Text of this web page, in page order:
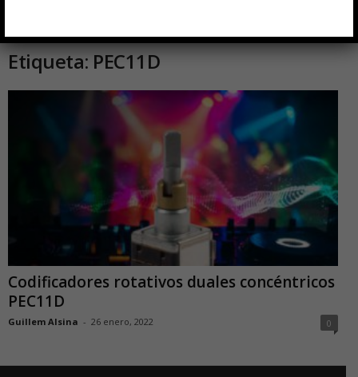
Inicio Etiquetas PEC11D
Etiqueta: PEC11D
Codificadores rotativos duales concéntricos
PEC11D
Guillem Alsina - 26 enero, 2022 0